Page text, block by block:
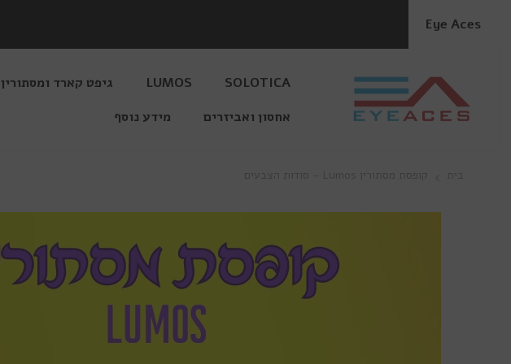
Eye Aces
SOLOTICA
LUMOS גיפט קארד ומסתורין
אחסון ואביזרים
מידע נוסף